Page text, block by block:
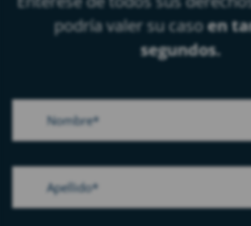
podría valer su casoen
segundos.